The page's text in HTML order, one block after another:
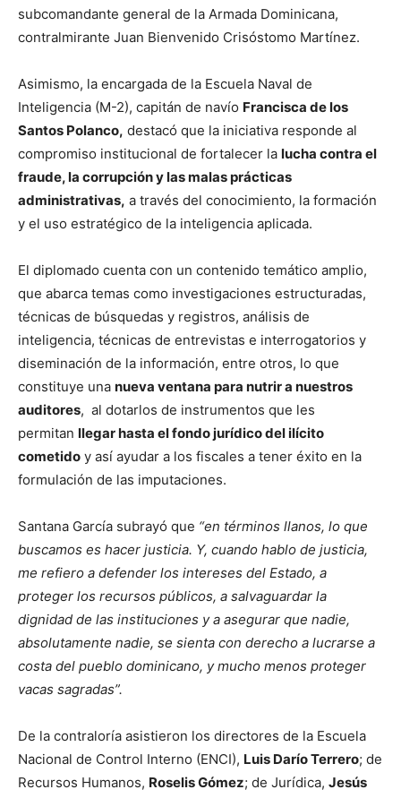
subcomandante general de la Armada Dominicana,
contralmirante Juan Bienvenido Crisóstomo Martínez.
Asimismo, la encargada de la Escuela Naval de
Inteligencia (M-2), capitán de navío Francisca de los
Santos Polanco, destacó que la iniciativa responde al
compromiso institucional de fortalecer la lucha contra el
fraude, la corrupción y las malas prácticas
administrativas, a través del conocimiento, la formación
y el uso estratégico de la inteligencia aplicada.
El diplomado cuenta con un contenido temático amplio,
que abarca temas como investigaciones estructuradas,
técnicas de búsquedas y registros, análisis de
inteligencia, técnicas de entrevistas e interrogatorios y
diseminación de la información, entre otros, lo que
constituye una nueva ventana para nutrir a nuestros
auditores, al dotarlos de instrumentos que les
permitan llegar hasta el fondo jurídico del ilícito
cometido y así ayudar a los fiscales a tener éxito en la
formulación de las imputaciones.
Santana García subrayó que “en términos llanos, lo que
buscamos es hacer justicia. Y, cuando hablo de justicia,
me refiero a defender los intereses del Estado, a
proteger los recursos públicos, a salvaguardar la
dignidad de las instituciones y a asegurar que nadie,
absolutamente nadie, se sienta con derecho a lucrarse a
costa del pueblo dominicano, y mucho menos proteger
vacas sagradas”.
De la contraloría asistieron los directores de la Escuela
Nacional de Control Interno (ENCI), Luis Darío Terrero; de
Recursos Humanos, Roselis Gómez; de Jurídica, Jesús